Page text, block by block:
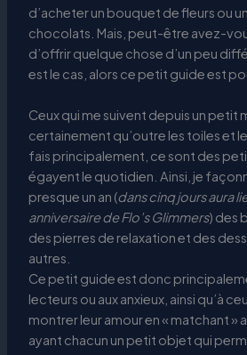
d’acheter un bouquet de fleurs ou
chocolats. Mais, peut-être avez-
d’offrir quelque chose d’un peu
est le cas, alors ce petit guide est
Ceux qui me suivent depuis un petit
certainement qu’outre les toiles et
fais principalement, ce sont des
égayent le quotidien. Ainsi, je
presque un an (dans cinq jours aura
anniversaire de Flo’s Glimmers) des
des pierres de relaxation et des
autres.
Ce petit guide est donc
lecteurs ou aux anxieux, ainsi qu’à
montrer leur amour en « matchant »
ayant chacun un petit objet qui